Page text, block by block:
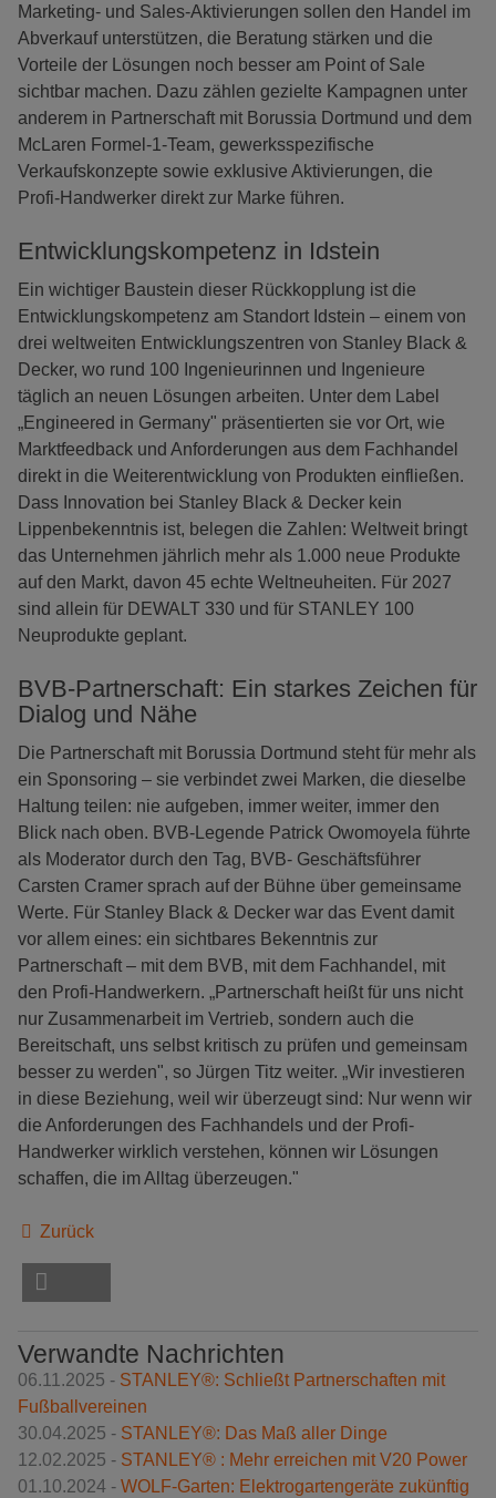
Marketing- und Sales-Aktivierungen sollen den Handel im
Abverkauf unterstützen, die Beratung stärken und die
Vorteile der Lösungen noch besser am Point of Sale
sichtbar machen. Dazu zählen gezielte Kampagnen unter
anderem in Partnerschaft mit Borussia Dortmund und dem
McLaren Formel-1-Team, gewerksspezifische
Verkaufskonzepte sowie exklusive Aktivierungen, die
Profi-Handwerker direkt zur Marke führen.
Entwicklungskompetenz in Idstein
Ein wichtiger Baustein dieser Rückkopplung ist die
Entwicklungskompetenz am Standort Idstein – einem von
drei weltweiten Entwicklungszentren von Stanley Black &
Decker, wo rund 100 Ingenieurinnen und Ingenieure
täglich an neuen Lösungen arbeiten. Unter dem Label
„Engineered in Germany" präsentierten sie vor Ort, wie
Marktfeedback und Anforderungen aus dem Fachhandel
direkt in die Weiterentwicklung von Produkten einfließen.
Dass Innovation bei Stanley Black & Decker kein
Lippenbekenntnis ist, belegen die Zahlen: Weltweit bringt
das Unternehmen jährlich mehr als 1.000 neue Produkte
auf den Markt, davon 45 echte Weltneuheiten. Für 2027
sind allein für DEWALT 330 und für STANLEY 100
Neuprodukte geplant.
BVB-Partnerschaft: Ein starkes Zeichen für
Dialog und Nähe
Die Partnerschaft mit Borussia Dortmund steht für mehr als
ein Sponsoring – sie verbindet zwei Marken, die dieselbe
Haltung teilen: nie aufgeben, immer weiter, immer den
Blick nach oben. BVB-Legende Patrick Owomoyela führte
als Moderator durch den Tag, BVB- Geschäftsführer
Carsten Cramer sprach auf der Bühne über gemeinsame
Werte. Für Stanley Black & Decker war das Event damit
vor allem eines: ein sichtbares Bekenntnis zur
Partnerschaft – mit dem BVB, mit dem Fachhandel, mit
den Profi-Handwerkern. „Partnerschaft heißt für uns nicht
nur Zusammenarbeit im Vertrieb, sondern auch die
Bereitschaft, uns selbst kritisch zu prüfen und gemeinsam
besser zu werden", so Jürgen Titz weiter. „Wir investieren
in diese Beziehung, weil wir überzeugt sind: Nur wenn wir
die Anforderungen des Fachhandels und der Profi-
Handwerker wirklich verstehen, können wir Lösungen
schaffen, die im Alltag überzeugen."
Zurück
Verwandte Nachrichten
06.11.2025 - STANLEY®: Schließt Partnerschaften mit
Fußballvereinen
30.04.2025 - STANLEY®: Das Maß aller Dinge
12.02.2025 - STANLEY® : Mehr erreichen mit V20 Power
01.10.2024 - WOLF-Garten: Elektrogartengeräte zukünftig